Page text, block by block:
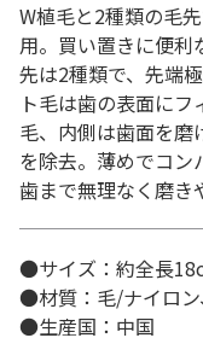
W植毛と2種類の毛
用。買い置きに便
先は2種類で、先端
ト毛は歯の表面に
毛、内側は歯面を磨
を除去。薄めでコン
歯まで無理なく磨き
●サイズ：約全長
●材質：毛/ナイロ
●生産国：中国